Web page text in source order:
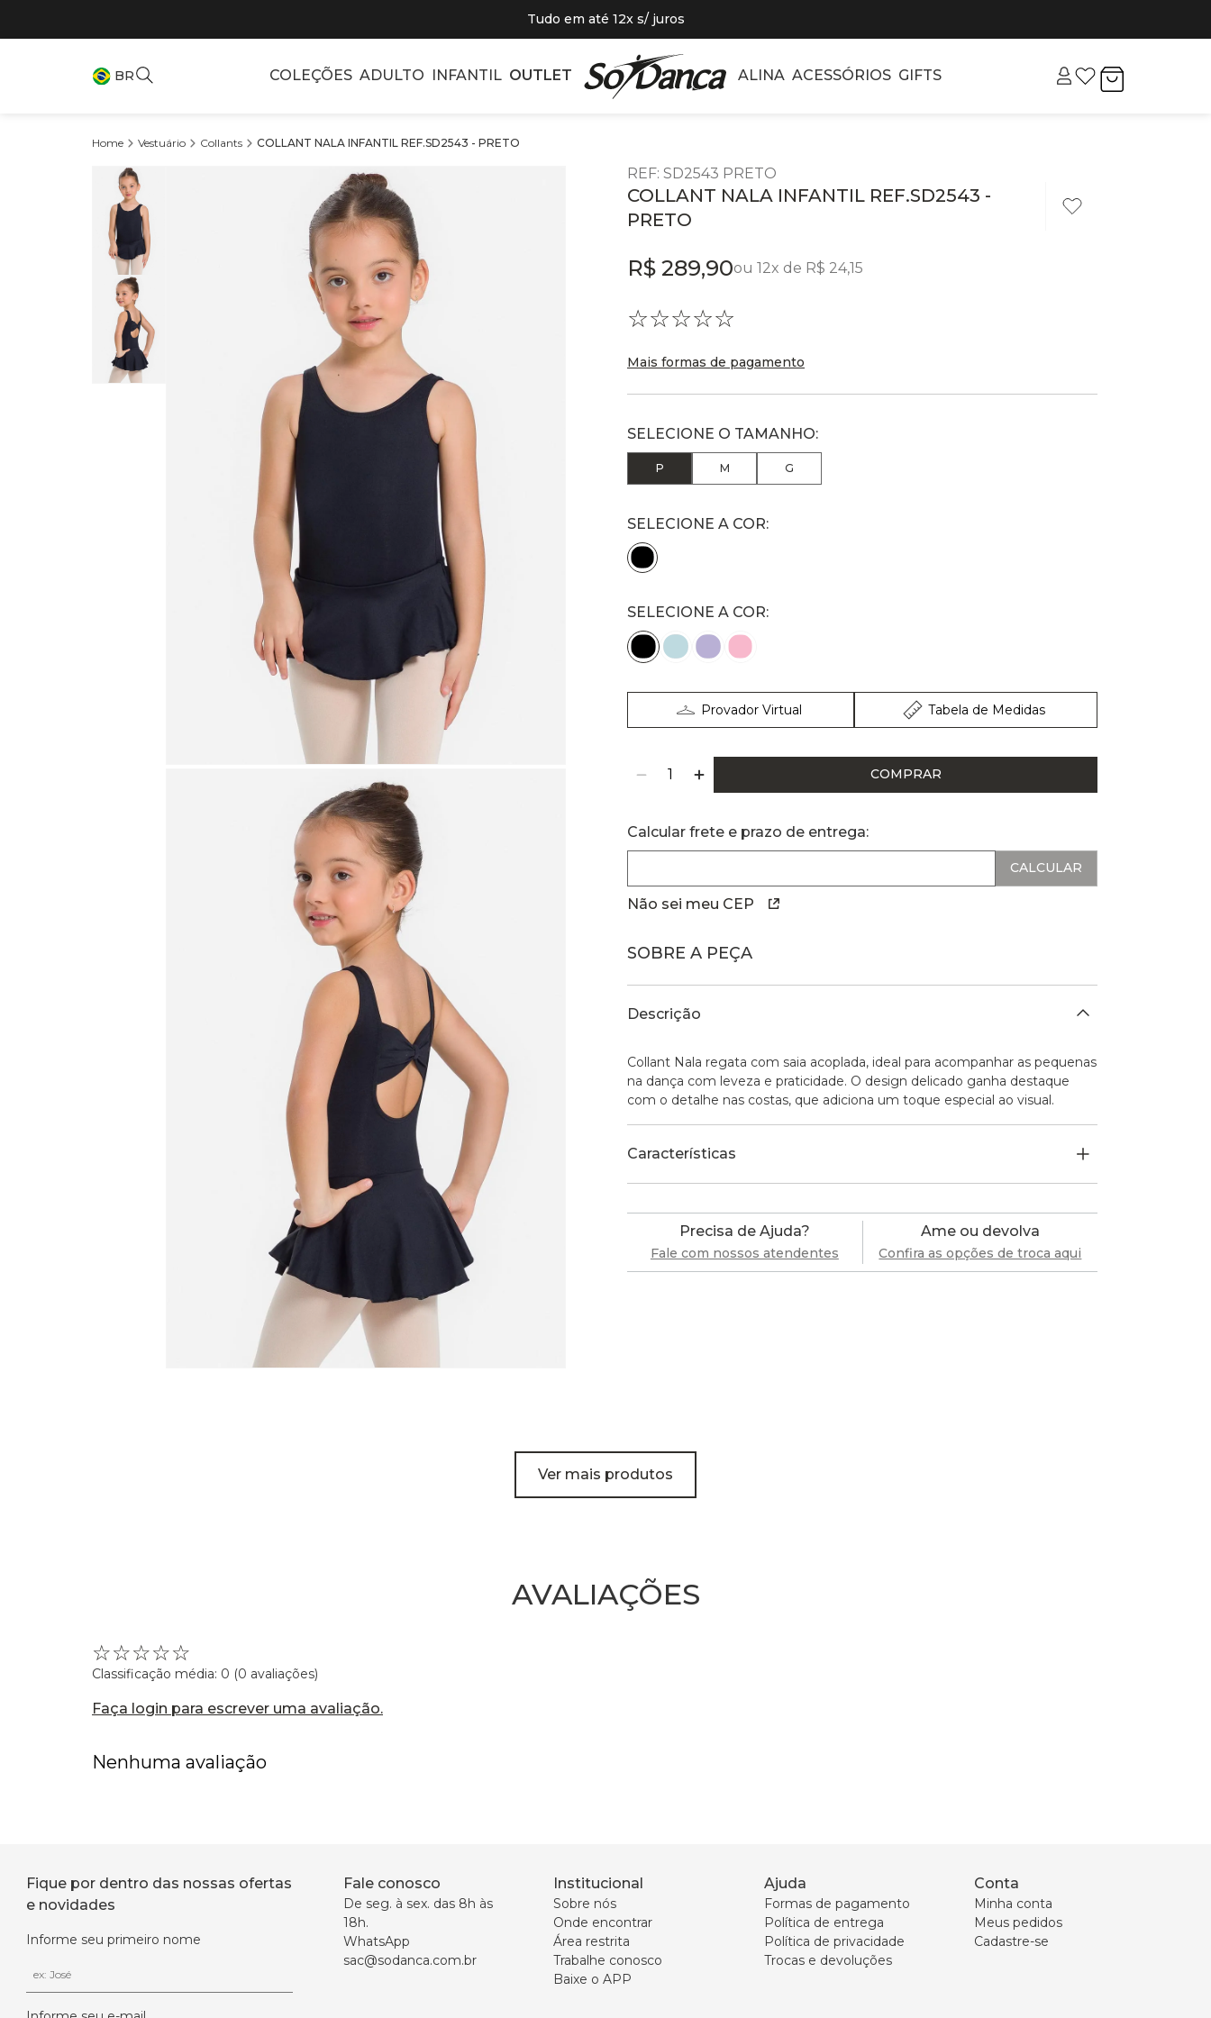
Tudo em até 12x s/ juros
BR COLEÇÕES ADULTO INFANTIL OUTLET ALINA ACESSÓRIOS GIFTS
Vestuário Collants COLLANT NALA INFANTIL REF.SD2543 - PRETO
REF: SD2543 PRETO
COLLANT NALA INFANTIL REF.SD2543 -
PRETO
R$ 289,90ou 12x de R$ 24,15
☆☆☆☆☆
Mais formas de pagamento
P M G
SELECIONE A COR:
Provador Virtual Tabela de Medidas
COMPRAR
Calcular frete e prazo de entrega:
Não sei meu CEP
SOBRE A PEÇA
Descrição
Collant Nala regata com saia acoplada, ideal para acompanhar as pequenas
na dança com leveza e praticidade. O design delicado ganha destaque
com o detalhe nas costas, que adiciona um toque especial ao visual.
Características
Precisa de Ajuda?
Fale com nossos atendentes
Ame ou devolva
Confira as opções de troca aqui
Ver mais produtos
AVALIAÇÕES
☆☆☆☆☆
Classificação média: 0 (0 avaliações)
Faça login para escrever uma avaliação.
Nenhuma avaliação
Fique por dentro das nossas ofertas
e novidades
Informe seu primeiro nome
Fale conosco
De seg. à sex. das 8h às
18h.
WhatsApp
sac@sodanca.com.br
Institucional
Sobre nós
Onde encontrar
Área restrita
Trabalhe conosco
Baixe o APP
Ajuda
Formas de pagamento
Política de entrega
Política de privacidade
Trocas e devoluções
Conta
Minha conta
Meus pedidos
Cadastre-se